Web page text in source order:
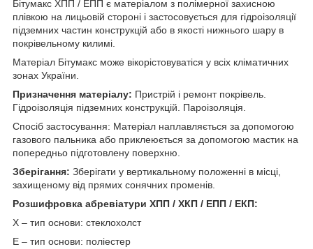
Бітумакс ХПП / ЕПП є матеріалом з полімерної захисною
плівкою на лицьовій стороні і застосовується для гідроізоляції
підземних частин конструкцій або в якості нижнього шару в
покрівельному килимі.
Матеріал Бітумакс може вікорістовуватіся у всіх кліматичних
зонах України.
Призначення матеріалу: Пристрій і ремонт покрівель.
Гідроізоляція підземних конструкцій. Пароізоляція.
Спосіб застосування: Матеріал наплавляється за допомогою
газового пальника або приклеюється за допомогою мастик на
попередньо підготовлену поверхню.
Зберігання: Зберігати у вертикальному положенні в місці,
захищеному від прямих сонячних променів.
Розшифровка абревіатури ХПП / ХКП / ЕПП / ЕКП:
Х – тип основи: стеклохолст
Е – тип основи: поліестер